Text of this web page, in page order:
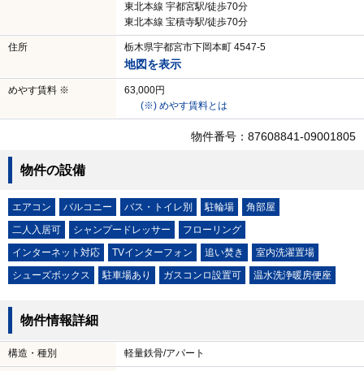
東北本線 宇都宮駅/徒歩70分
東北本線 宝積寺駅/徒歩70分
住所 栃木県宇都宮市下岡本町 4547-5
地図を表示
めやす賃料 ※
63,000円
(※) めやす賃料とは
物件番号：87608841-09001805
物件の設備
エアコン バルコニー バス・トイレ別 駐輪場
角部屋
二人入居可
シャンプードレッサー
フローリング
インターネット対応
TVインターフォン 追い焚き
室内洗濯置場
シューズボックス
駐車場あり ガスコンロ設置可 温水洗浄暖房便座
物件情報詳細
構造・種別 軽量鉄骨/アパート